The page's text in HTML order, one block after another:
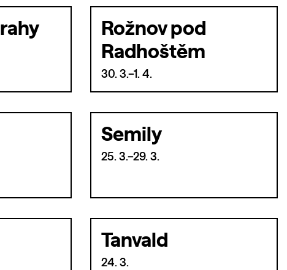
Rožnov pod
Radhoštěm
30. 3.–1. 4.
Semily
25. 3.–29. 3.
Tanvald
24. 3.